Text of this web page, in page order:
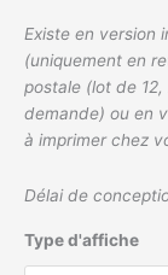
Existe en version
(uniquement en
postale (lot de
demande) ou en
à imprimer chez
Délai de
Type d'affiche